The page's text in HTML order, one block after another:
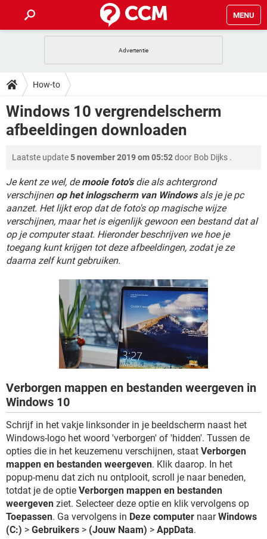
MENU
INSTAGRAM
NETFLIX CORONAVIRUS
GRATIS SNAPCHAT
HOW-TO
VIDEOBELLEN
INSTAGRAM WINDOWS 10
GRATIS SNAPCHAT
TIKTOK
DOWNLOADS
VIDEOBELLEN GAMES
GRATIS SNAPCHAT
TIKTOK
FORUM
VIDEOBELLEN GAMES
INSTAGRAM WINDOWS 10
NETFLIX CORONAVIRUS
GRATIS SNAPCHAT
TIKTOK
VIDEOBELLEN GAMES
INSTAGRAM WINDOWS 10
NETFLIX CORONAVIRUS
GRATIS SNAPCHAT
How-to
Windows 10 vergrendelscherm
afbeeldingen downloaden
Laatste update5 november 2019 om 05:52door Bob Dijks .
Je kent ze wel, demooie foto'sdie als achtergrond
verschijnen op het inlogscherm van Windowsals je je pc
aanzet. Het lijkt erop dat de foto's op magische wijze
verschijnen, maar het is eigenlijk gewoon een bestand dat al
op je computer staat. Hieronder beschrijven we hoe je
toegang kunt krijgen tot deze afbeeldingen, zodat je ze
daarna zelf kunt gebruiken.
Verborgen mappen en bestanden weergeven in
Windows 10
Schrijf in het vakje linksonder in je beeldscherm naast het
Windows-logo het woord 'verborgen' of 'hidden'. Tussen de
opties die in het keuzemenu verschijnen, staat Verborgen
mappen en bestanden weergeven. Klik daarop. In het
popup-menu dat zich nu ontplooit, scroll je naar beneden,
totdat je de optie Verborgen mappen en bestanden
weergeven ziet. Selecteer deze optie en klik vervolgens op
Toepassen. Ga vervolgens in Deze computer naarWindows
(C:) > Gebruikers > (Jouw Naam) > AppData.